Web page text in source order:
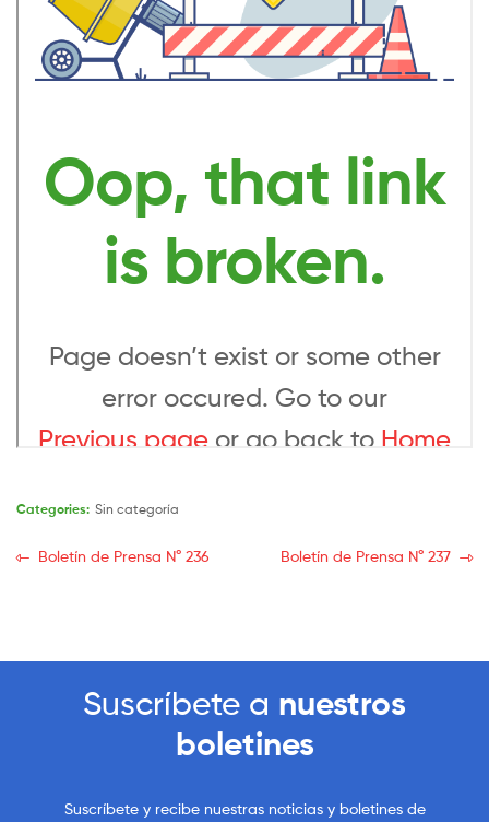
Categories: Sin categoría
Boletín de Prensa N° 236 Boletín de Prensa N° 237
Suscríbete a nuestros
boletines
Suscríbete y recibe nuestras noticias y boletines de